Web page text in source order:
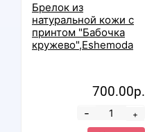
Брелок из
натуральной кожи с
принтом "Бабочка
кружево",Eshemoda
700.00р.
+
-